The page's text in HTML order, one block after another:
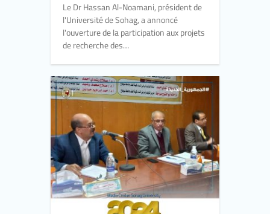
Le Dr Hassan Al-Noamani, président de
l'Université de Sohag, a annoncé
l'ouverture de la participation aux projets
de recherche des…